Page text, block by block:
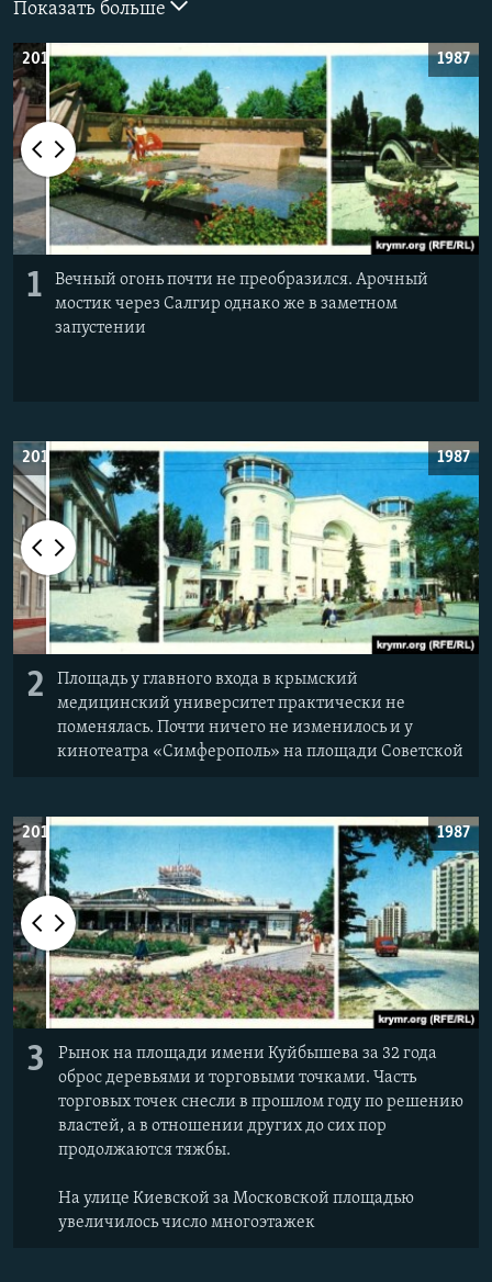
КРЫМ.НЕПОКОРЕННЫЙ
ELIFBE
УКРАИНСКАЯ ПРОБЛЕМА КРЫМА
ПРИСОЕДИНЯЙТЕСЬ!
Все сайты RFE/RL
Показать больше
2019 1987
1
Вечный огонь почти не преобразился. Арочный
мостик через Салгир однако же в заметном
запустении
2019 1987
2
Площадь у главного входа в крымский
медицинский университет практически не
поменялась. Почти ничего не изменилось и у
кинотеатра «Симферополь» на площади Советской
2019 1987
3
Рынок на площади имени Куйбышева за 32 года
оброс деревьями и торговыми точками. Часть
торговых точек снесли в прошлом году по решению
властей, а в отношении других до сих пор
продолжаются тяжбы.
На улице Киевской за Московской площадью
увеличилось число многоэтажек